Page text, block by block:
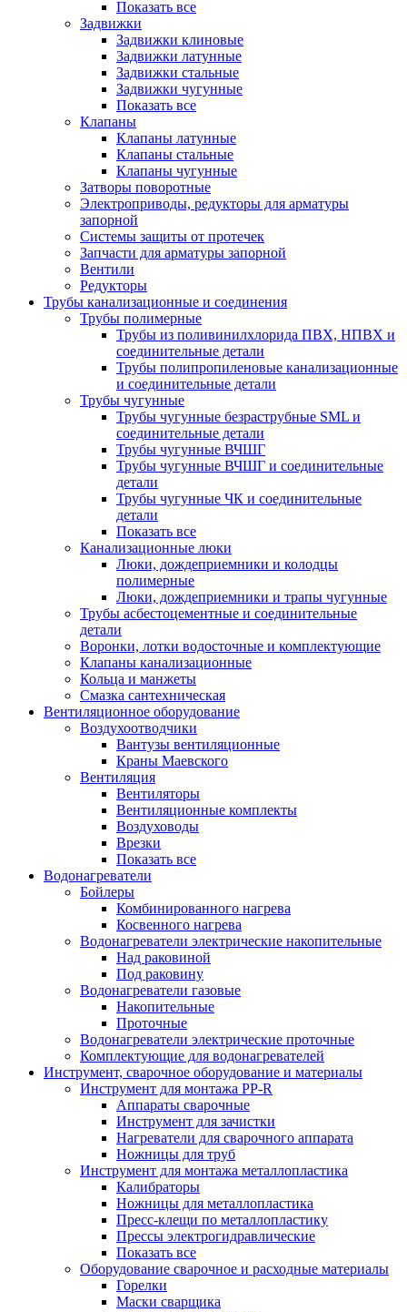
Показать все
Задвижки
Задвижки клиновые
Задвижки латунные
Задвижки стальные
Задвижки чугунные
Показать все
Клапаны
Клапаны латунные
Клапаны стальные
Клапаны чугунные
Затворы поворотные
Электроприводы, редукторы для арматуры
запорной
Системы защиты от протечек
Запчасти для арматуры запорной
Вентили
Редукторы
Трубы канализационные и соединения
Трубы полимерные
Трубы из поливинилхлорида ПВХ, НПВХ и
соединительные детали
Трубы полипропиленовые канализационные
и соединительные детали
Трубы чугунные
Трубы чугунные безраструбные SML и
соединительные детали
Трубы чугунные ВЧШГ
Трубы чугунные ВЧШГ и соединительные
детали
Трубы чугунные ЧК и соединительные
детали
Показать все
Канализационные люки
Люки, дождеприемники и колодцы
полимерные
Люки, дождеприемники и трапы чугунные
Трубы асбестоцементные и соединительные
детали
Воронки, лотки водосточные и комплектующие
Клапаны канализационные
Кольца и манжеты
Смазка сантехническая
Вентиляционное оборудование
Воздухоотводчики
Вантузы вентиляционные
Краны Маевского
Вентиляция
Вентиляторы
Вентиляционные комплекты
Воздуховоды
Врезки
Показать все
Водонагреватели
Бойлеры
Комбинированного нагрева
Косвенного нагрева
Водонагреватели электрические накопительные
Над раковиной
Под раковину
Водонагреватели газовые
Накопительные
Проточные
Водонагреватели электрические проточные
Комплектующие для водонагревателей
Инструмент, сварочное оборудование и материалы
Инструмент для монтажа PP-R
Аппараты сварочные
Инструмент для зачистки
Нагреватели для сварочного аппарата
Ножницы для труб
Инструмент для монтажа металлопластика
Калибраторы
Ножницы для металлопластика
Пресс-клещи по металлопластику
Прессы электрогидравлические
Показать все
Оборудование сварочное и расходные материалы
Горелки
Маски сварщика